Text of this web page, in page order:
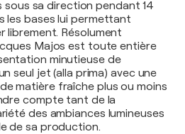
sous sa direction pendant 14
les bases lui permettant
librement. Résolument
Majos est toute entière
minutieuse de
seul jet (alla prima) avec une
matière fraîche plus ou moins
compte tant de la
des ambiances lumineuses
de sa production.